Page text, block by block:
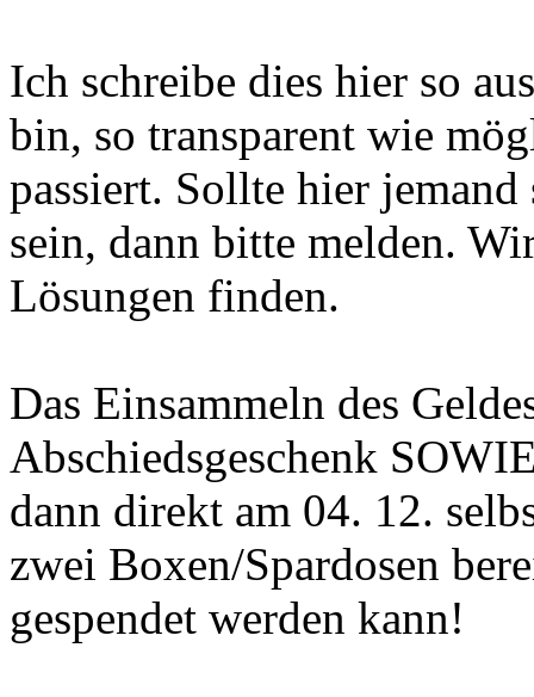
Ich schreibe dies hier so
bin, so transparent wie
passiert. Sollte hier
sein, dann bitte melden.
Lösungen finden.
Das Einsammeln des
Abschiedsgeschenk
dann direkt am 04. 12.
zwei Boxen/Spardosen
gespendet werden kann!